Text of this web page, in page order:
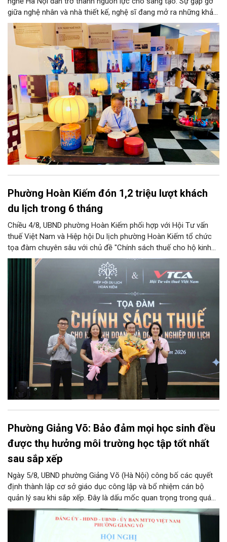
giữa nghệ nhân và nhà thiết kế, nghệ sĩ đang mở ra những khả
năng phát triển mới cho thủ công đương đại trên nền tảng di
sản. Từ những cuộc “kết duyên” đầy cảm hứng ấy, Hà Nội đang
khơi thông mạch ngầm của hệ sinh thái thủ công, biến vốn cổ
thành động lực bền vững cho tương lai.
Phường Hoàn Kiếm đón 1,2 triệu lượt khách
du lịch trong 6 tháng
Chiều 4/8, UBND phường Hoàn Kiếm phối hợp với Hội Tư vấn
thuế Việt Nam và Hiệp hội Du lịch phường Hoàn Kiếm tổ chức
tọa đàm chuyên sâu với chủ đề "Chính sách thuế cho hộ kinh
doanh và doanh nghiệp du lịch".
Phường Giảng Võ: Bảo đảm mọi học sinh đều
được thụ hưởng môi trường học tập tốt nhất
sau sắp xếp
Ngày 5/8, UBND phường Giảng Võ (Hà Nội) công bố các quyết
định thành lập cơ sở giáo dục công lập và bổ nhiệm cán bộ
quản lý sau khi sắp xếp. Đây là dấu mốc quan trọng trong quá
trình kiện toàn tổ chức bộ máy, thực hiện chủ trương tinh gọn,
nâng cao hiệu lực, hiệu quả quản lý theo các nghị quyết của
Trung ương và kế hoạch của UBND TP Hà Nội.